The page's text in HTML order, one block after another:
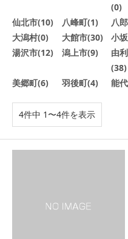
(0)
仙北市(10) 八峰町(1) 八
大潟村(0)
大館市(30) 小
湯沢市(12)
潟上市(9)
由
(38)
美郷町(6) 羽後町(4) 能
4件中 1〜4件を表示